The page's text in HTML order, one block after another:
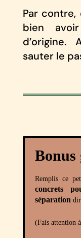
Par
bien
d’origine.
sauter le
Remplis ce
concrets
séparation
(Fais attention